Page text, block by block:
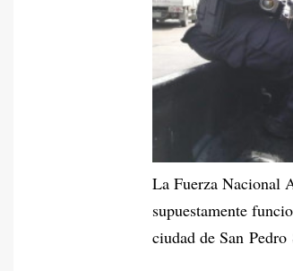
La Fuerza Nacional
supuestamente
ciudad de San Pedro